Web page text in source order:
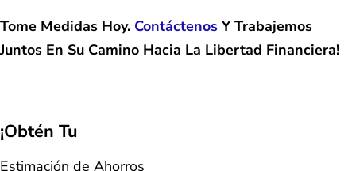
Tome Medidas Hoy. ContáctenosY Trabajemos
Juntos En Su Camino Hacia La Libertad Financiera!
¡Obtén Tu
Estimación de Ahorros